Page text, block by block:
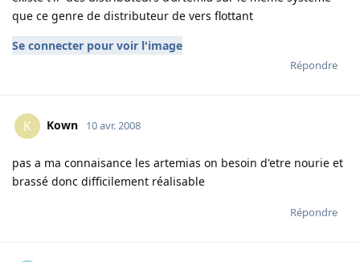
que ce genre de distributeur de vers flottant
Se connecter pour voir l'image
Répondre
K Kown 10 avr. 2008
pas a ma connaisance les artemias on besoin d'etre nourie et
brassé donc difficilement réalisable
Répondre